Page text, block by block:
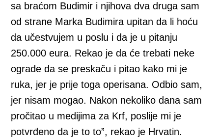
sa braćom Budimir i njihova dva druga sam
od strane Marka Budimira upitan da li hoću
da učestvujem u poslu i da je u pitanju
250.000 eura. Rekao je da će trebati neke
ograde da se preskaču i pitao kako mi je
ruka, jer je prije toga operisana. Odbio sam,
jer nisam mogao. Nakon nekoliko dana sam
pročitao u medijima za Krf, poslije mi je
potvrđeno da je to to”, rekao je Hrvatin.